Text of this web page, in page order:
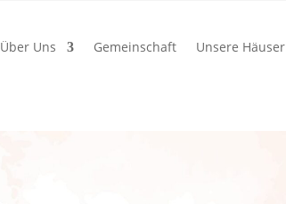
Über Uns Gemeinschaft Unsere Häuser